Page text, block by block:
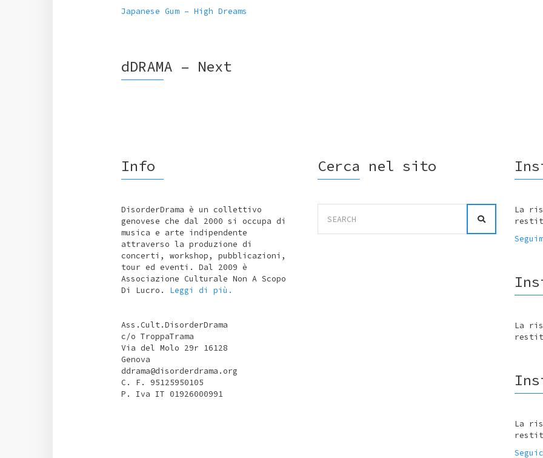
Japanese Gum – High Dreams
dDRAMA – Next
Info
DisorderDrama è un collettivo
genovese che dal 2000 si occupa di
musica e arte indipendente
attraverso la produzione di
concerti, workshop, pubblicazioni,
tour ed eventi. Dal 2009 è
Associazione Culturale Non A Scopo
Di Lucro. Leggi di più.
Ass.Cult.DisorderDrama
c/o TroppaTrama
Via del Molo 29r 16128
Genova
ddrama@disorderdrama.org
C. F. 95125950105
P. Iva IT 01926000991
Cerca nel sito
for:
La
La
La